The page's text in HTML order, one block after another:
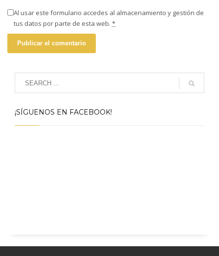
Al usar este formulario accedes al almacenamiento y gestión de
tus datos por parte de esta web. *
¡SÍGUENOS EN FACEBOOK!